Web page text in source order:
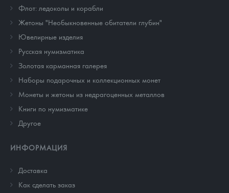
Флот: ледоколы и корабли
Жетоны "Необыкновенные обитатели глубин"
Ювелирные изделия
Русская нумизматика
Золотая карманная галерея
Наборы подарочных и коллекционных монет
Монеты и жетоны из недрагоценных металлов
Книги по нумизматике
Другое
ИНФОРМАЦИЯ
Доставка
Как сделать заказ